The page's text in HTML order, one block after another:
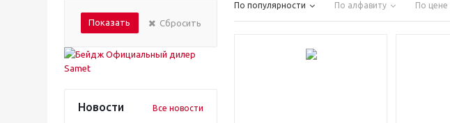
Показать Сбросить
Новости Все новости
По популярности По алфавиту По цене